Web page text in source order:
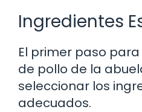
Ingredientes
El primer paso
de pollo de la
seleccionar los
adecuados.